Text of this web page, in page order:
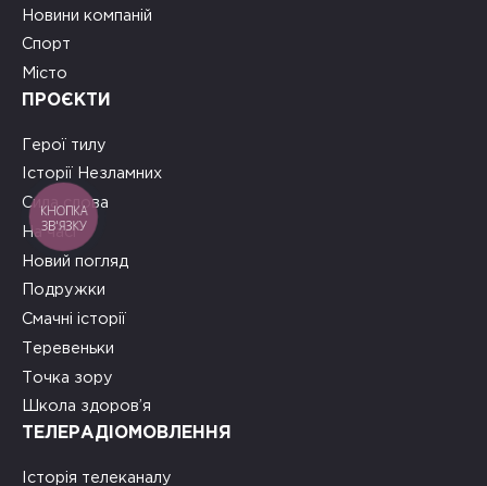
Новини компаній
Спорт
Місто
ПРОЄКТИ
Герої тилу
Історії Незламних
Сила слова
На часі
Новий погляд
Подружки
Смачні історії
Теревеньки
Точка зору
Школа здоров’я
ТЕЛЕРАДІОМОВЛЕННЯ
Історія телеканалу
КНОПКА
ЗВ'ЯЗКУ